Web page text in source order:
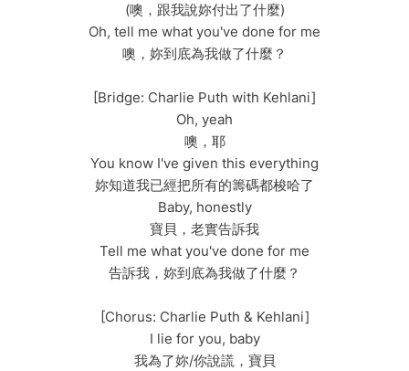
(噢，跟我說妳付出了什麼)
Oh, tell me what you've done for me
噢，妳到底為我做了什麼？
[Bridge: Charlie Puth with Kehlani]
Oh, yeah
噢，耶
You know I've given this everything
妳知道我已經把所有的籌碼都梭哈了
Baby, honestly
寶貝，老實告訴我
Tell me what you've done for me
告訴我，妳到底為我做了什麼？
[Chorus: Charlie Puth & Kehlani]
I lie for you, baby
我為了妳/你說謊，寶貝